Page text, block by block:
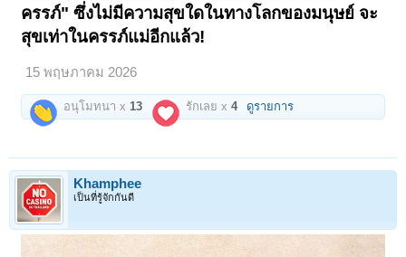
ครรภ์" ซึ่งไม่มีความสุขใดในทางโลกของมนุษย์ จะ
สุขเท่าในครรภ์แม่อีกแล้ว!
15 พฤษภาคม 2026
อนุโมทนา x 13 รักเลย x4 ดูรายการ
Khamphee
เป็นที่รู้จักกันดี